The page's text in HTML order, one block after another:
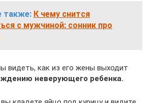
также: К чему снится
с мужчиной: сонник про
видеть, как из его жены выходит
неверующего ребенка.